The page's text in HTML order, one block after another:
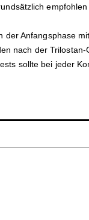
empfohlen
Anfangsphase
nach der
sollte bei jeder